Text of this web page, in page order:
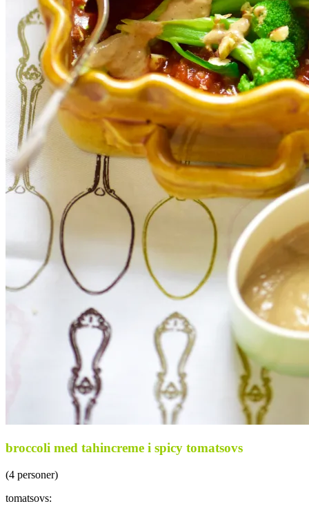
broccoli med tahincreme i spicy tomatsovs
(4 personer)
tomatsovs: